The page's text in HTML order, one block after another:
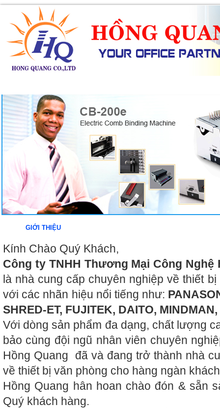
GIỚI THIỆU
Kính Chào Quý Khách,
Công ty TNHH Thương Mại Công
là nhà cung cấp chuyên nghiệp về thiết
với các nhãn hiệu nổi tiếng như:
SHRED-ET, FUJITEK, DAITO,
Với dòng sản phẩm đa dạng, chất lượng
bảo cùng đội ngũ nhân viên chuyên
Hồng Quang đã và đang trở thành nhà
về thiết bị văn phòng cho hàng ngàn
Hồng Quang hân hoan chào đón & sẵn
Quý khách hàng.